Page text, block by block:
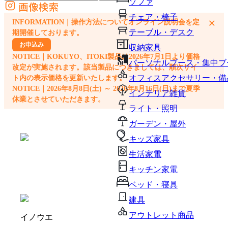
ソファ
チェア・椅子
テーブル・デスク
収納家具
パーソナルブース・集中
オフィスアクセサリー・備
インテリア雑貨
ライト・照明
ガーデン・屋外
キッズ家具
生活家電
キッチン家電
ベッド・寝具
建具
アウトレット商品
外部サイトの商品をカートに追加
他のサイトで見つけた商品ページのURLを貼り付けて、カートに追加できます
画像検索
INFORMATION｜操作方法についてオンライン説明会を定
期開催しております。
お申込み
NOTICE｜KOKUYO、ITOKI製品は2026年7月1日より価格
改定が実施されます。該当製品につきましては、順次サイ
ト内の表示価格を更新いたします。
NOTICE｜2026年8月8日(土) ～ 2026年8月16日(日)まで夏季
休業とさせていただきます。
×
イノウエ